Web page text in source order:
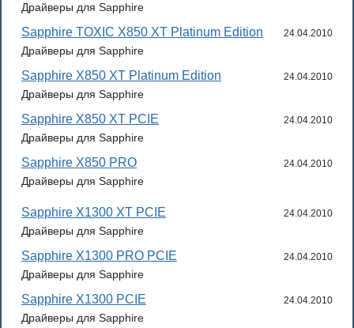
Драйверы для Sapphire
Sapphire TOXIC X850 XT Platinum Edition 24.04.2010
Драйверы для Sapphire
Sapphire X850 XT Platinum Edition 24.04.2010
Драйверы для Sapphire
Sapphire X850 XT PCIE 24.04.2010
Драйверы для Sapphire
Sapphire X850 PRO 24.04.2010
Драйверы для Sapphire
Sapphire X1300 XT PCIE 24.04.2010
Драйверы для Sapphire
Sapphire X1300 PRO PCIE 24.04.2010
Драйверы для Sapphire
Sapphire X1300 PCIE 24.04.2010
Драйверы для Sapphire